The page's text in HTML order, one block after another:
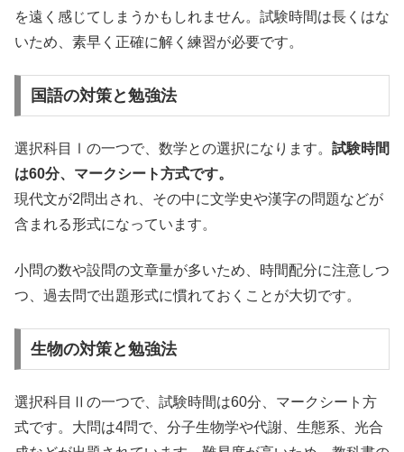
を遠く感じてしまうかもしれません。試験時間は長くはな
いため、素早く正確に解く練習が必要です。
国語の対策と勉強法
選択科目Ⅰの一つで、数学との選択になります。 試験時間
は60分、マークシート方式です。
現代文が2問出され、その中に文学史や漢字の問題などが
含まれる形式になっています。
小問の数や設問の文章量が多いため、時間配分に注意しつ
つ、過去問で出題形式に慣れておくことが大切です。
生物の対策と勉強法
選択科目Ⅱの一つで、試験時間は60分、マークシート方
式です。大問は4問で、分子生物学や代謝、生態系、光合